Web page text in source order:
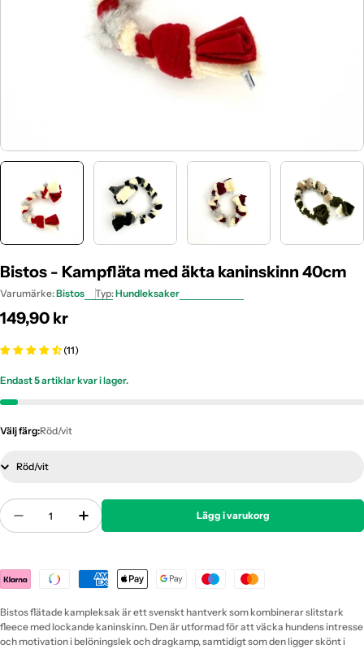
Bistos - Kampfläta med äkta kaninskinn 40cm
Varumärke:Bistos Typ:Hundleksaker
Ordinarie
149,90 kr
(11)
Endast5artiklar kvar i lager.
Välj färg:Röd/vit
Antal
Minska Antal För Bistos - Kampfläta Med Äkta
Öka Antal För Bistos - Kampfläta Med
Lägg i varukorg
Payment
methods
Bistos flätade kampleksak är ett svenskt hantverk som kombinerar slitstark
fleece med lockande kaninskinn. Den är utformad för att väcka hundens intresse
och motivation i belöningslek och dragkamp, samtidigt som den ligger skönt i